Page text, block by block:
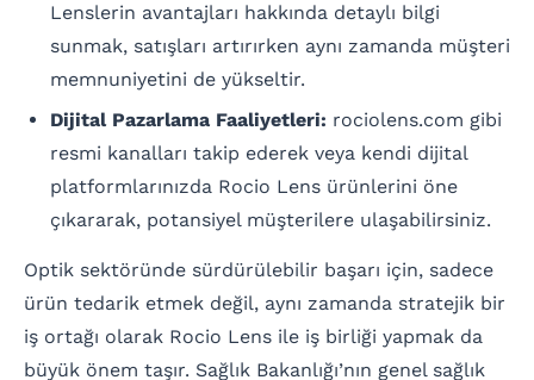
Lenslerin avantajları hakkında detaylı bilgi
sunmak, satışları artırırken aynı zamanda müşteri
memnuniyetini de yükseltir.
Dijital Pazarlama Faaliyetleri: rociolens.com gibi
resmi kanalları takip ederek veya kendi dijital
platformlarınızda Rocio Lens ürünlerini öne
çıkararak, potansiyel müşterilere ulaşabilirsiniz.
Optik sektöründe sürdürülebilir başarı için, sadece
ürün tedarik etmek değil, aynı zamanda stratejik bir
iş ortağı olarak Rocio Lens ile iş birliği yapmak da
büyük önem taşır. Sağlık Bakanlığı’nın genel sağlık